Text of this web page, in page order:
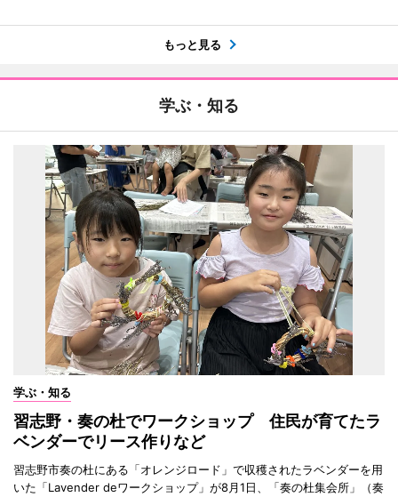
もっと見る
学ぶ・知る
学ぶ・知る
習志野・奏の杜でワークショップ 住民が育てたラ
ベンダーでリース作りなど
習志野市奏の杜にある「オレンジロード」で収穫されたラベンダーを用
いた「Lavender deワークショップ」が8月1日、「奏の杜集会所」（奏